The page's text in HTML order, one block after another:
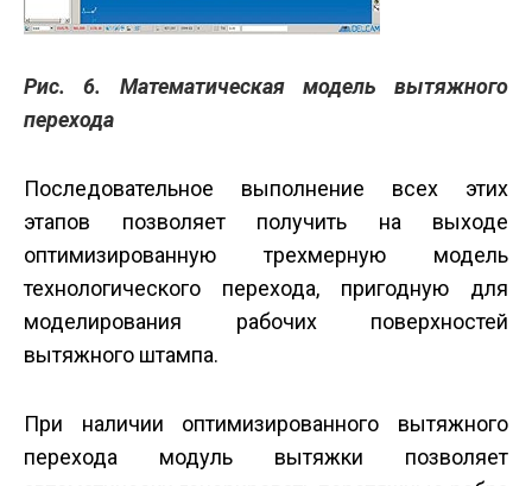
Рис. 6. Математическая модель вытяжного
перехода
Последовательное выполнение всех этих
этапов позволяет получить на выходе
оптимизированную трехмерную модель
технологического перехода, пригодную для
моделирования рабочих поверхностей
вытяжного штампа.
При наличии оптимизированного вытяжного
перехода модуль вытяжки позволяет